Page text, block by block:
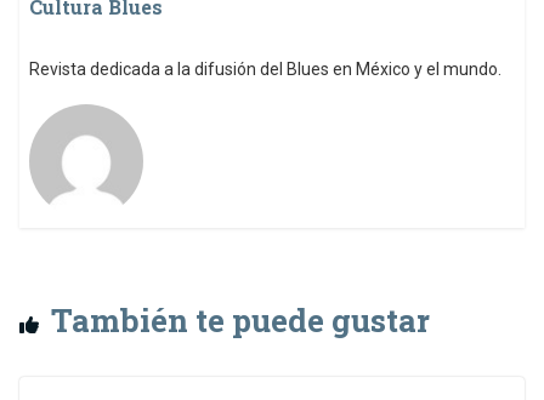
Cultura Blues
Revista dedicada a la difusión del Blues en México y el mundo.
También te puede gustar